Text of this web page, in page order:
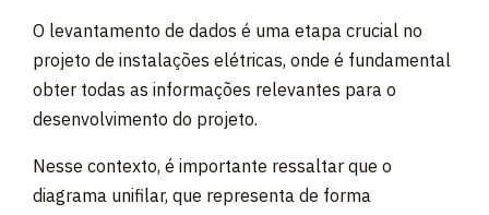
O levantamento de dados é uma etapa crucial no
projeto de instalações elétricas, onde é fundamental
obter todas as informações relevantes para o
desenvolvimento do projeto.
Nesse contexto, é importante ressaltar que o
diagrama unifilar, que representa de forma